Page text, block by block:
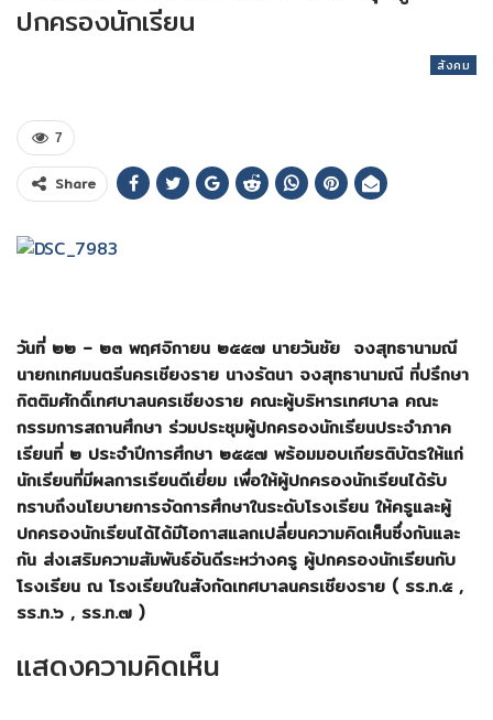
ปกครองนักเรียน
สังคม
7
Share
วันที่ ๒๒ – ๒๓ พฤศจิกายน ๒๕๕๗ นายวันชัย จงสุทธานามณี
นายกเทศมนตรีนครเชียงราย นางรัตนา จงสุทธานามณี ที่ปรึกษา
กิตติมศักดิ์เทศบาลนครเชียงราย คณะผู้บริหารเทศบาล คณะ
กรรมการสถานศึกษา ร่วมประชุมผู้ปกครองนักเรียนประจำภาค
เรียนที่ ๒ ประจำปีการศึกษา ๒๕๕๗ พร้อมมอบเกียรติบัตรให้แก่
นักเรียนที่มีผลการเรียนดีเยี่ยม เพื่อให้ผู้ปกครองนักเรียนได้รับ
ทราบถึงนโยบายการจัดการศึกษาในระดับโรงเรียน ให้ครูและผู้
ปกครองนักเรียนได้ได้มีโอกาสแลกเปลี่ยนความคิดเห็นซึ่งกันและ
กัน ส่งเสริมความสัมพันธ์อันดีระหว่างครู ผู้ปกครองนักเรียนกับ
โรงเรียน ณ โรงเรียนในสังกัดเทศบาลนครเชียงราย ( รร.ท.๕ ,
รร.ท.๖ , รร.ท.๗ )
แสดงความคิดเห็น